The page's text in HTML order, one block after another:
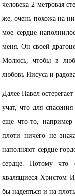
человека 2-метровая
же, очень похожа на
мое сердце
меня. Он своей
Молюсь, чтобы в
любовь Иисуса и
Далее Павел
учат, что для
еще что-то, например
плоти ничего не
наполняют сердце
сердце. Потому
хвалящиеся Христом
бы надеяться и на